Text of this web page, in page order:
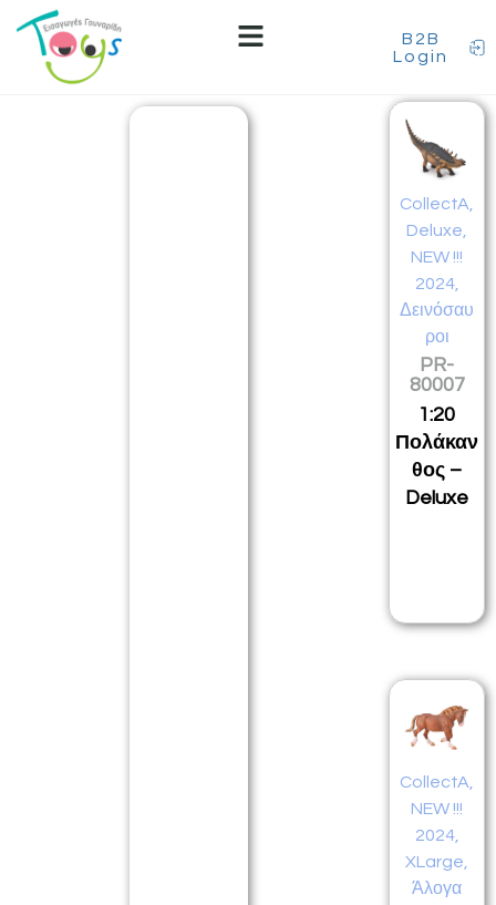
B2B
Login
CollectA
Deluxe
NEW !!!
2024,
Δεινόσαυ
ροι
PR-
80007
1:20
Πολάκαν
θος –
Deluxe
CollectA
NEW !!!
2024,
XLarge
Άλογα